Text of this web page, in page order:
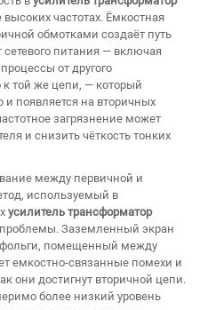
частотах. Ёмкостная
обмотками создаёт путь
питания — включая
от другого
той же цепи, — который
и появляется на вторичных
загрязнение может
и снизить чёткость тонких
между первичной и
используемый в
усилитель трансформатор
Заземленный экран
помещенный между
емкостно-связанные помехи и
они достигнут вторичной цепи.
более низкий уровень